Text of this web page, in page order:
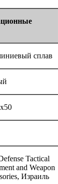
сплав
Tactical
and Weapon
Израиль